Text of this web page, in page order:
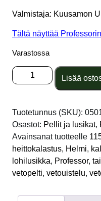
Valmistaja: Kuusamon
Tältä näyttää
Varastossa
Professor
1
115/27
Teräsmessinki
määrä
Lisää
Tuotetunnus (SKU):
Osastot: Pellit ja lusikat,
Avainsanat tuotteelle
heittokalastus, Helmi,
lohilusikka, Professor,
vetopelti, vetouistelu,